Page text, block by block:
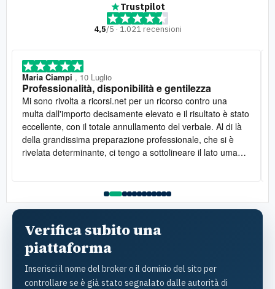
Trustpilot
4,5/5 · 1.021 recensioni
Maria Ciampi , 10 Luglio
Professionalità, disponibilità e gentilezza
Mi sono rivolta a ricorsi.net per un ricorso contro una
multa dall'importo decisamente elevato e il risultato è stato
eccellente, con il totale annullamento del verbale. Al di là
della grandissima preparazione professionale, che si è
rivelata determinante, ci tengo a sottolineare il lato umano:
Verifica subito una
piattaforma
Inserisci il nome del broker o il dominio del sito per
controllare se è già stato segnalato dalle autorità di